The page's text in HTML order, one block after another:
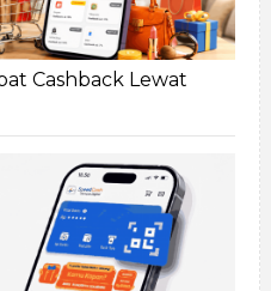
Cashback Lewat